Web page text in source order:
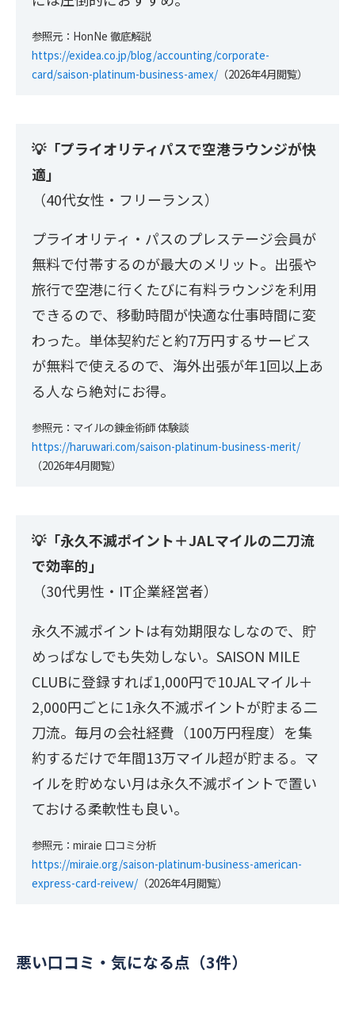
参照元：HonNe 徹底解説
https://exidea.co.jp/blog/accounting/corporate-
card/saison-platinum-business-amex/ （2026年4月閲覧）
💡「プライオリティパスで空港ラウンジが快
適」
（40代女性・フリーランス）
プライオリティ・パスのプレステージ会員が
無料で付帯するのが最大のメリット。出張や
旅行で空港に行くたびに有料ラウンジを利用
できるので、移動時間が快適な仕事時間に変
わった。単体契約だと約7万円するサービス
が無料で使えるので、海外出張が年1回以上あ
る人なら絶対にお得。
参照元：マイルの錬金術師 体験談
https://haruwari.com/saison-platinum-business-merit/
（2026年4月閲覧）
💡「永久不滅ポイント＋JALマイルの二刀流
で効率的」
（30代男性・IT企業経営者）
永久不滅ポイントは有効期限なしなので、貯
めっぱなしでも失効しない。SAISON MILE
CLUBに登録すれば1,000円で10JALマイル＋
2,000円ごとに1永久不滅ポイントが貯まる二
刀流。毎月の会社経費（100万円程度）を集
約するだけで年間13万マイル超が貯まる。マ
イルを貯めない月は永久不滅ポイントで置い
ておける柔軟性も良い。
参照元：miraie 口コミ分析
https://miraie.org/saison-platinum-business-american-
express-card-reivew/ （2026年4月閲覧）
悪い口コミ・気になる点（3件）